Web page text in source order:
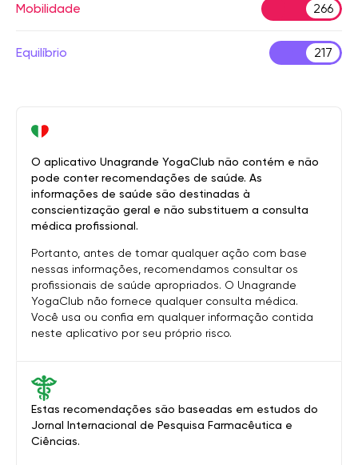
Mobilidade 266
Equilíbrio 217
Estas recomendações são baseadas em estudos do
Jornal Internacional de Pesquisa Farmacêutica e
Ciências.
O aplicativo Unagrande YogaClub não contém e não
pode conter recomendações de saúde. As
informações de saúde são destinadas à
conscientização geral e não substituem a consulta
médica profissional.
Portanto, antes de tomar qualquer ação com base
nessas informações, recomendamos consultar os
profissionais de saúde apropriados. O Unagrande
YogaClub não fornece qualquer consulta médica.
Você usa ou confia em qualquer informação contida
neste aplicativo por seu próprio risco.